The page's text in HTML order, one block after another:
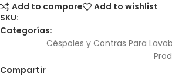
Add to compare
Add to wishlist
SKU:
Categorías:
Céspoles y Contras Para
Compartir